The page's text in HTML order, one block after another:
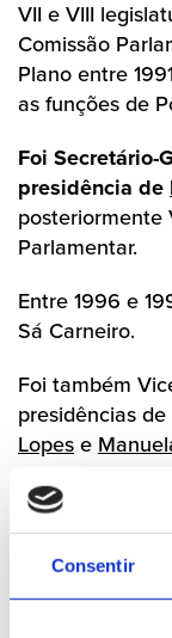
Consentir
VII e VIII
Comissão
Plano entre
as funções de
Foi Secretário-
presidência de
posteriormente
Parlamentar.
Entre 1996 e
Sá Carneiro.
Foi também
presidências de
Lopes e
Foi eleito
em 2002 e
seu terceiro